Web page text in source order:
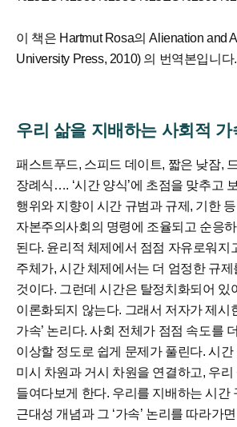
이 책은 Hartmut Rosa의Alienation and
University Press, 2010)​ 의 번역본입니다.
우리 삶을 지배하는 사회적 가
패스트푸드, 스피드 데이트, 짧은 낮잠,
장례식…. ‘시간 양식’에 초점을 맞추고
행위와 지향이 시간 규범과 규제, 기한 등
자본주의사회의 명령에 조율되고 순응
된다. 윤리적 체제에서 점점 자유로워지
주체가, 시간 체제에서는 더 엄정한 규제
것이다. 그런데 시간은 탈정치화되어 있
이론화되지 않는다. 그래서 저자가 제시
가속’ 논리다. 사회 전체가 점점 속도를
이상할 정도로 쉽게 문제가 풀린다. 시간
미시 차원과 거시 차원을 연결하고, 우
들여다보게 한다. 우리를 지배하는 시간
근대성 개념과 그 ‘가속’ 논리를 따라가